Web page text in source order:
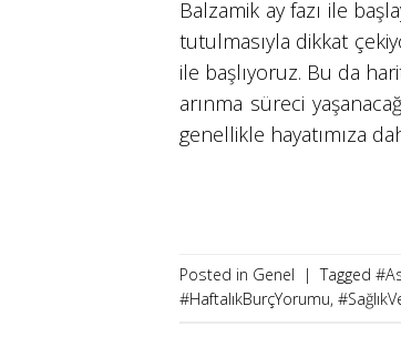
Balzamik ay fazı ile
tutulmasıyla dikkat
ile başlıyoruz. Bu da
arınma süreci
genellikle hayatımıza
Posted in Genel | Tagged
#HaftalıkBurçYorumu,